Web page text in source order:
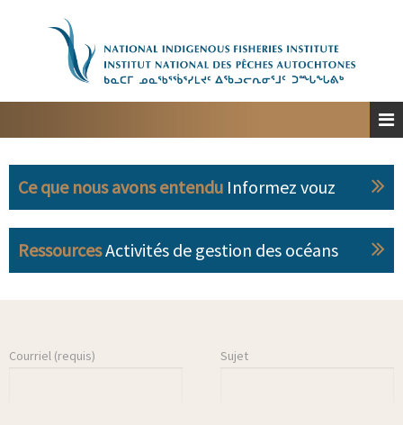
À propos
Personnes-ressources
Ce que nous avons entendu Informez vouz
RessourcesActivités de gestion des océans
Courriel (requis) Sujet